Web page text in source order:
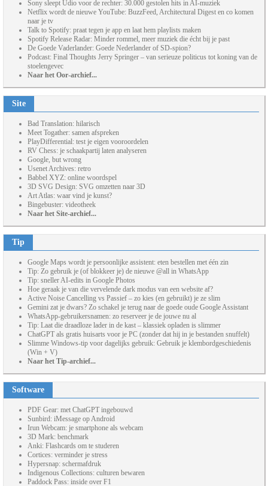
Sony sleept Udio voor de rechter: 30.000 gestolen hits in AI-muziek
Netflix wordt de nieuwe YouTube: BuzzFeed, Architectural Digest en co komen
naar je tv
Talk to Spotify: praat tegen je app en laat hem playlists maken
Spotify Release Radar: Minder rommel, meer muziek die écht bij je past
De Goede Vaderlander: Goede Nederlander of SD-spion?
Podcast: Final Thoughts Jerry Springer – van serieuze politicus tot koning van de
stoelengevec
Naar het Oor-archief...
Site
Bad Translation: hilarisch
Meet Togather: samen afspreken
PlayDifferential: test je eigen vooroordelen
RV Chess: je schaakpartij laten analyseren
Google, but wrong
Usenet Archives: retro
Babbel XYZ: online woordspel
3D SVG Design: SVG omzetten naar 3D
Art Atlas: waar vind je kunst?
Bingebuster: videotheek
Naar het Site-archief...
Tip
Google Maps wordt je persoonlijke assistent: eten bestellen met één zin
Tip: Zo gebruik je (of blokkeer je) de nieuwe @all in WhatsApp
Tip: sneller AI-edits in Google Photos
Hoe geraak je van die vervelende dark modus van een website af?
Active Noise Cancelling vs Passief – zo kies (en gebruikt) je ze slim
Gemini zat je dwars? Zo schakel je terug naar de goede oude Google Assistant
WhatsApp-gebruikersnamen: zo reserveer je de jouwe nu al
Tip: Laat die draadloze lader in de kast – klassiek opladen is slimmer
ChatGPT als gratis huisarts voor je PC (zonder dat hij in je bestanden snuffelt)
Slimme Windows-tip voor dagelijks gebruik: Gebruik je klembordgeschiedenis
(Win + V)
Naar het Tip-archief...
Software
PDF Gear: met ChatGPT ingebouwd
Sunbird: iMessage op Android
Irun Webcam: je smartphone als webcam
3D Mark: benchmark
Anki: Flashcards om te studeren
Cortices: verminder je stress
Hypersnap: schermafdruk
Indigenous Collections: culturen bewaren
Paddock Pass: inside over F1